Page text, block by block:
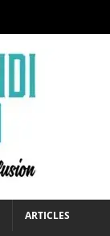
ARTICLES